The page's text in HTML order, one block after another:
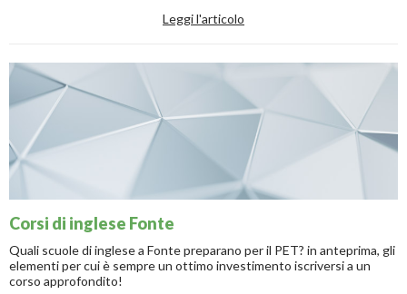
Leggi l'articolo
Corsi di inglese Fonte
Quali scuole di inglese a Fonte preparano per il PET? in anteprima, gli
elementi per cui è sempre un ottimo investimento iscriversi a un
corso approfondito!